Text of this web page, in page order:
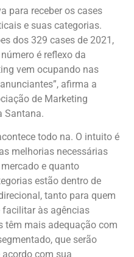
para receber os cases
e suas categorias.
dos 329 cases de 2021,
é reflexo da
vem ocupando nas
afirma a
de Marketing
Santana.
todo na. O intuito é
melhorias necessárias
e quanto
estão dentro de
tanto para quem
facilitar às agências
têm mais adequação com
que serão
com sua